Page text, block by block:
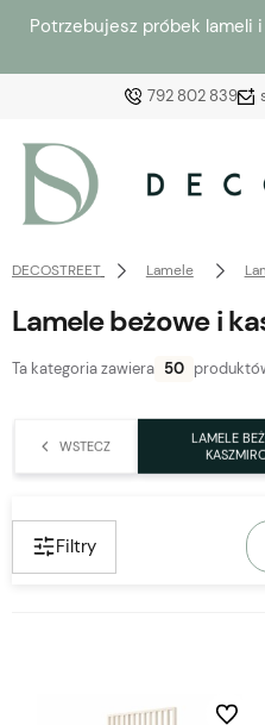
Potrzebujesz próbek
792 802 839
zaloguj się, aby
z
DECOSTREET Lamele
Lamele beżowe i
Ta kategoria zawiera 50
WSTECZ
LAMELE
Filtry
Do